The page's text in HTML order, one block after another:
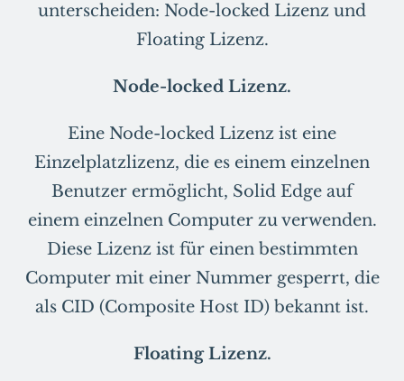
unterscheiden: Node-locked Lizenz und
Floating Lizenz.
Node-locked Lizenz.
Eine Node-locked Lizenz ist eine
Einzelplatzlizenz, die es einem einzelnen
Benutzer ermöglicht, Solid Edge auf
einem einzelnen Computer zu verwenden.
Diese Lizenz ist für einen bestimmten
Computer mit einer Nummer gesperrt, die
als CID (Composite Host ID) bekannt ist.
Floating Lizenz.